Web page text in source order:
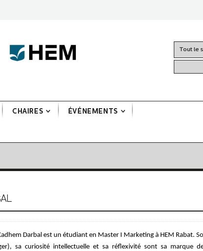
CHAIRES ÉVÉNEMENTS
Darbal est un étudiant en Master I Marketing à HEM Rabat.
sa curiosité intellectuelle et sa réflexivité sont sa marque